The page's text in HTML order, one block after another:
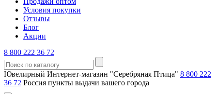
Условия покупки
Отзывы
Блог
Акции
8 800 222 36 72
Ювелирный Интернет-магазин "Серебряная Птица" 8 800 222
36 72 Россия пункты выдачи вашего города